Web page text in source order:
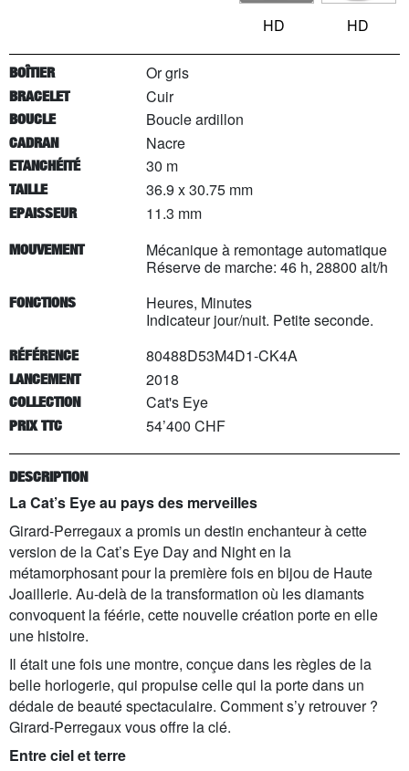
HD HD
BOÎTIER Or gris
BRACELET Cuir
BOUCLE Boucle ardillon
CADRAN Nacre
ETANCHÉITÉ 30 m
TAILLE 36.9 x 30.75 mm
EPAISSEUR 11.3 mm
MOUVEMENT
Mécanique à remontage automatique
Réserve de marche: 46 h, 28800 alt/h
FONCTIONS
Heures, Minutes
Indicateur jour/nuit. Petite seconde.
RÉFÉRENCE 80488D53M4D1-CK4A
LANCEMENT 2018
COLLECTION Cat's Eye
PRIX TTC 54’400 CHF
DESCRIPTION
La Cat’s Eye au pays des merveilles
Girard-Perregaux a promis un destin enchanteur à cette
version de la Cat’s Eye Day and Night en la
métamorphosant pour la première fois en bijou de Haute
Joaillerie. Au-delà de la transformation où les diamants
convoquent la féérie, cette nouvelle création porte en elle
une histoire.
Il était une fois une montre, conçue dans les règles de la
belle horlogerie, qui propulse celle qui la porte dans un
dédale de beauté spectaculaire. Comment s’y retrouver ?
Girard-Perregaux vous offre la clé.
Entre ciel et terre